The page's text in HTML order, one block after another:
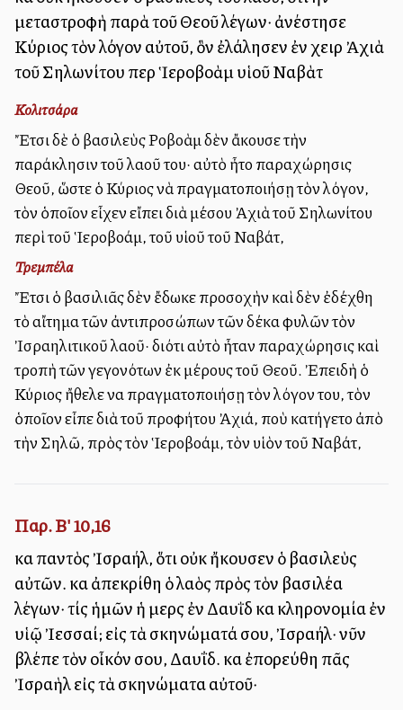
μεταστροφὴ παρὰ τοῦ Θεοῦ λέγων· ἀνέστησε
Κύριος τὸν λόγον αὐτοῦ, ὃν ἐλάλησεν ἐν χειρὶ Ἀχιὰ
τοῦ Σηλωνίτου περὶ Ἱεροβοὰμ υἱοῦ Ναβὰτ
Κολιτσάρα
Ἔτσι δὲ ὁ βασιλεὺς Ροβοὰμ δὲν ἄκουσε τὴν
παράκλησιν τοῦ λαοῦ του· αὐτὸ ἦτο παραχώρησις
Θεοῦ, ὥστε ὁ Κύριος νὰ πραγματοποιήσῃ τὸν λόγον,
τὸν ὁποῖον εἶχεν εἴπει διὰ μέσου Ἀχιὰ τοῦ Σηλωνίτου
περὶ τοῦ Ἱεροβοάμ, τοῦ υἱοῦ τοῦ Ναβάτ,
Τρεμπέλα
Ἔτσι ὁ βασιλιᾶς δὲν ἔδωκε προσοχὴν καὶ δὲν ἐδέχθη
τὸ αἴτημα τῶν ἀντιπροσώπων τῶν δέκα φυλῶν τὸν
Ἰσραηλιτικοῦ λαοῦ· διότι αὐτὸ ἦταν παραχώρησις καὶ
τροπὴ τῶν γεγονότων ἐκ μέρους τοῦ Θεοῦ. Ἐπειδὴ ὁ
Κύριος ἤθελε να πραγματοποιήσῃ τὸν λόγον του, τὸν
ὁποῖον εἶπε διὰ τοῦ προφήτου Ἀχιά, ποὺ κατήγετο ἀπὸ
τὴν Σηλῶ, πρὸς τὸν Ἱεροβοάμ, τὸν υἱὸν τοῦ Ναβάτ,
Παρ. Β' 10,16
καὶ παντὸς Ἰσραήλ, ὅτι οὐκ ἤκουσεν ὁ βασιλεὺς
αὐτῶν. καὶ ἀπεκρίθη ὁ λαὸς πρὸς τὸν βασιλέα
λέγων· τίς ἡμῶν ἡ μερὶς ἐν Δαυῒδ καὶ κληρονομία ἐν
υἱῷ Ἰεσσαί; εἰς τὰ σκηνώματά σου, Ἰσραήλ· νῦν
βλέπε τὸν οἶκόν σου, Δαυΐδ. καὶ ἐπορεύθη πᾶς
Ἰσραὴλ εἰς τὰ σκηνώματα αὐτοῦ·